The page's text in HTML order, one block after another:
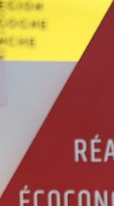
et
est un
les